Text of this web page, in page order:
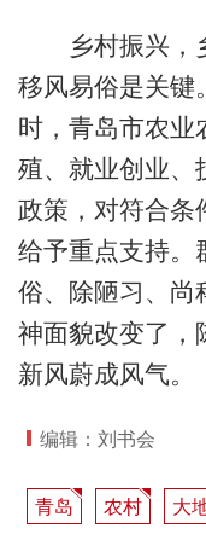
乡村振兴，乡
移风易俗是关键
时，青岛市农业
殖、就业创业、
政策，对符合条
给予重点支持。
俗、除陋习、尚
神面貌改变了，
新风蔚成风气。
编辑：刘书会
青岛 农村 大